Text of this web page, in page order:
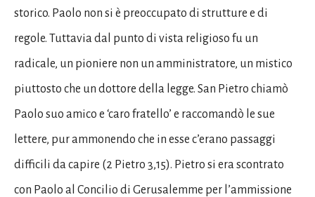
storico. Paolo non si è preoccupato di strutture e di
regole. Tuttavia dal punto di vista religioso fu un
radicale, un pioniere non un amministratore, un mistico
piuttosto che un dottore della legge. San Pietro chiamò
Paolo suo amico e ‘caro fratello’ e raccomandò le sue
lettere, pur ammonendo che in esse c’erano passaggi
difficili da capire (2 Pietro 3,15). Pietro si era scontrato
con Paolo al Concilio di Gerusalemme per l’ammissione